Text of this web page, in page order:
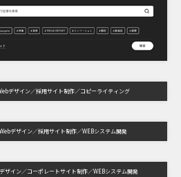
デザイン 採用サイト制作 コピーライティング
Webデザイン 採用サイト制作 WEBシステム開発
ザイン コーポレートサイト制作 WEBシステム開発